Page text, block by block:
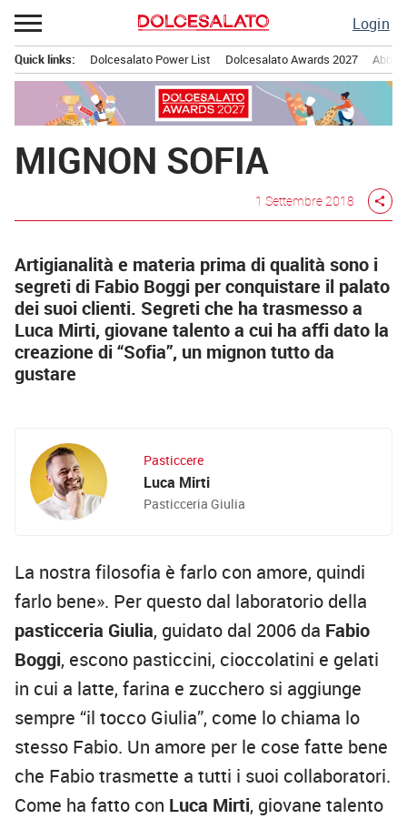
Passa
al
contenuto
Login
principale
Quick links: Dolcesalato Power List Dolcesalato Awards 2027
MIGNON SOFIA
1 Settembre 2018 share
Artigianalità e materia prima di qualità sono i
segreti di Fabio Boggi per conquistare il palato
dei suoi clienti. Segreti che ha trasmesso a
Luca Mirti, giovane talento a cui ha affi dato la
creazione di “Sofia”, un mignon tutto da
gustare
Pasticcere
Luca Mirti
Pasticceria Giulia
La nostra filosofia è farlo con amore, quindi
farlo bene». Per questo dal laboratorio della
pasticceria Giulia, guidato dal 2006 da Fabio
Boggi, escono pasticcini, cioccolatini e gelati
in cui a latte, farina e zucchero si aggiunge
sempre “il tocco Giulia”, come lo chiama lo
stesso Fabio. Un amore per le cose fatte bene
che Fabio trasmette a tutti i suoi collaboratori.
Come ha fatto con Luca Mirti, giovane talento